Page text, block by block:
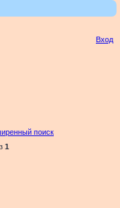
Вход
поиск
1